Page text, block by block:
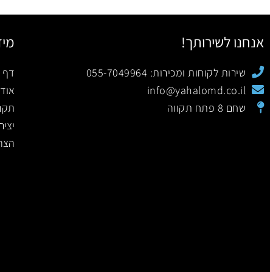
אנחנו לשירותך!
שירות לקוחות ומכירות: 055-7049964
info@yahalomd.co.il
שחם 8 פתח תקווה
דף